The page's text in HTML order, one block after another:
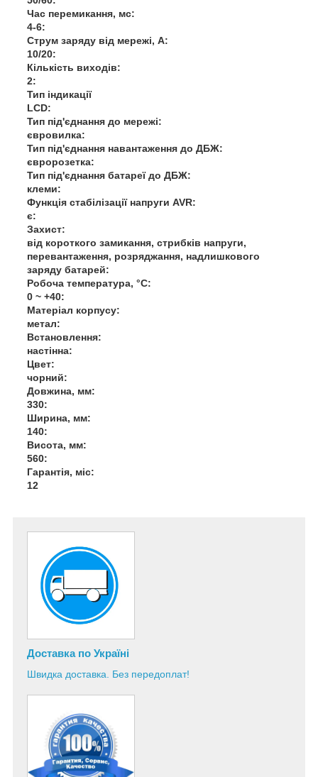
Час перемикання, мс:
4-6:
Струм заряду від мережі, A:
10/20:
Кількість виходів:
2:
Тип індикації
LCD:
Тип під'єднання до мережі:
євровилка:
Тип під'єднання навантаження до ДБЖ:
євророзетка:
Тип під'єднання батареї до ДБЖ:
клеми:
Функція стабілізації напруги AVR:
є:
Захист:
від короткого замикання, стрибків напруги,
перевантаження, розряджання, надлишкового
заряду батарей:
Робоча температура, °C:
0 ~ +40:
Матеріал корпусу:
метал:
Встановлення:
настінна:
Цвет:
чорний:
Довжина, мм:
330:
Ширина, мм:
140:
Висота, мм:
560:
Гарантія, міс:
12
Доставка по Україні
Швидка доставка. Без передоплат!